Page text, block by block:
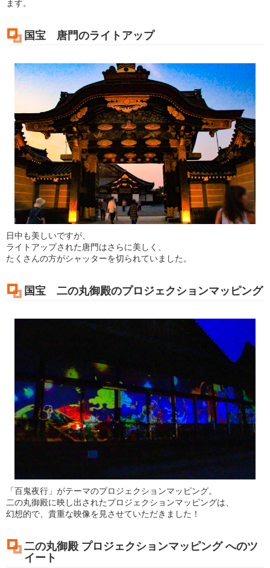
ます。
国宝 唐門のライトアップ
日中も美しいですが、
ライトアップされた唐門はさらに美しく、
たくさんの方がシャッターを切られていました。
国宝 二の丸御殿のプロジェクションマッピング
「百鬼夜行」がテーマのプロジェクションマッピング。
二の丸御殿に映し出されたプロジェクションマッピングは、
幻想的で、貴重な映像を見させていただきました！
二の丸御殿 プロジェクションマッピング へのツ
イート